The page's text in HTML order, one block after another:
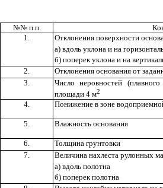
№№ п.п.
1.
Отклонения поверхности
а) вдоль уклона и на
б) поперек уклона и на
2.
Отклонения основания от
3.
Число неровностей
площади 4 м2
4. Понижение в зоне
5.
Влажность основания
6.
Толщина грунтовки
7.
Величина нахлеста рулонных
а) вдоль полотна
б) поперек полотна